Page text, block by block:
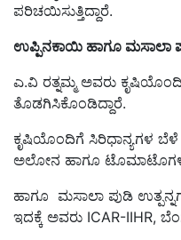
ಪರಿಚಯಿಸುತ್ತಿದ್ದಾರೆ.
ಉಪ್ಪಿನಕಾಯಿ ಹಾಗೂ ಮಸಾಲಾ
ಎ.ವಿ ರತ್ನಮ್ಮ ಅವರು
ತೊಡಗಿಸಿಕೊಂಡಿದ್ದಾರೆ.
ಕೃಷಿಯೊಂದಿಗೆ ಸಿರಿಧಾನ್ಯಗಳ
ಅಲೋನ ಹಾಗೂ
ಹಾಗೂ ಮಸಾಲಾ ಪುಡಿ
ಇದಕ್ಕೆ ಅವರು ICAR-IIHR,